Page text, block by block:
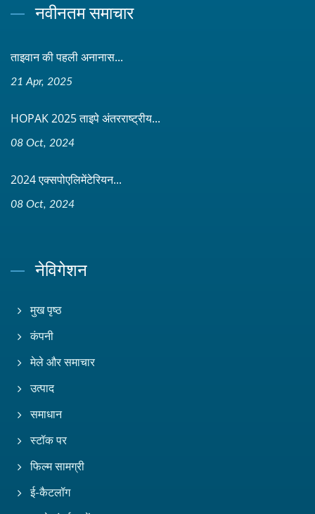
नवीनतम समाचार
ताइवान की पहली अनानास...
21 Apr, 2025
HOPAK 2025 ताइपे अंतरराष्ट्रीय...
08 Oct, 2024
2024 एक्सपोएलिमेंटेरियन...
08 Oct, 2024
नेविगेशन
मुख पृष्ठ
कंपनी
मेले और समाचार
उत्पाद
समाधान
स्टॉक पर
फिल्म सामग्री
ई-कैटलॉग